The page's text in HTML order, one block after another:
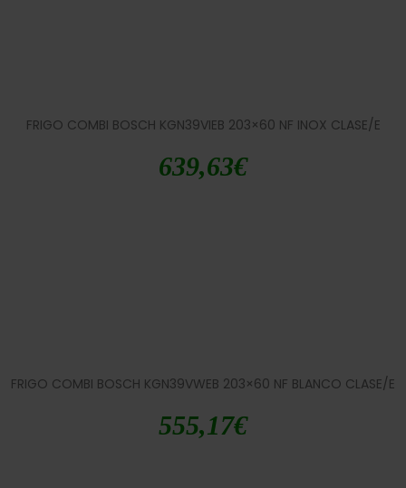
FRIGO COMBI BOSCH KGN39VIEB 203×60 NF INOX CLASE/E
639,63€
FRIGO COMBI BOSCH KGN39VWEB 203×60 NF BLANCO CLASE/E
555,17€